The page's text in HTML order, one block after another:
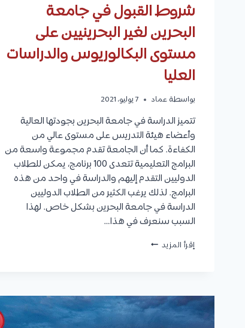
شروط القبول في جامعة
البحرين لغير البحرينيين على
مستوى البكالوريوس والدراسات
العليا
بواسطة عماد 7 يوليو، 2021
تتميز الدراسة في جامعة البحرين بجودتها العالية
وأعضاء هيئة التدريس على مستوى عالي من
الكفاءة. كما أن الجامعة تقدم مجموعة واسعة من
البرامج التعليمية تتعدى 100 برنامج، يمكن للطلاب
الدوليين التقدم إليهم والدراسة في واحد من هذه
البرامج. لذلك يرغب الكثير من الطلاب الدوليين
الدراسة في جامعة البحرين بشكل خاص. لهذا
السبب سنعرف في هذا…
إقرأ المزيد شروط
لغير
البحرينيين